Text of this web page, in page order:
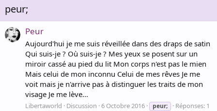
peur;
Peur
Aujourd'hui je me suis réveillée dans des draps de satin
Qui suis-je ? Où suis-je ? Mes yeux se posent sur un
miroir cassé au pied du lit Mon corps n'est pas le mien
Mais celui de mon inconnu Celui de mes rêves Je me
voit mais je n'arrive pas à distinguer les traits de mon
visage Je me lève...
Libertaworld Discussion 6 Octobre 2016 peur;
Réponses: 1